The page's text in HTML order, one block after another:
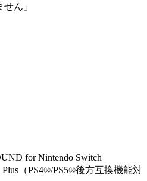
ん」
for Nintendo Switch
（PS4®/PS5®後方互換機能対